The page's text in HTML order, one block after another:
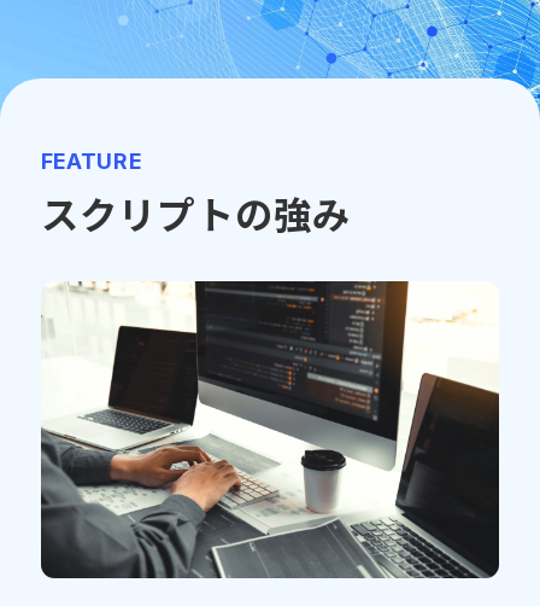
FEATURE
スクリプトの強み